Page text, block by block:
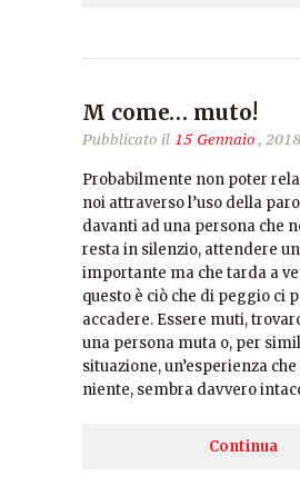
M come… muto!
Pubblicato il 15 Gennaio, 2018
Probabilmente non poter
noi attraverso l’uso della
davanti ad una persona che
resta in silenzio, attendere
importante ma che tarda a
questo è ciò che di peggio ci
accadere. Essere muti,
una persona muta o, per
situazione, un’esperienza
niente, sembra davvero
Continua